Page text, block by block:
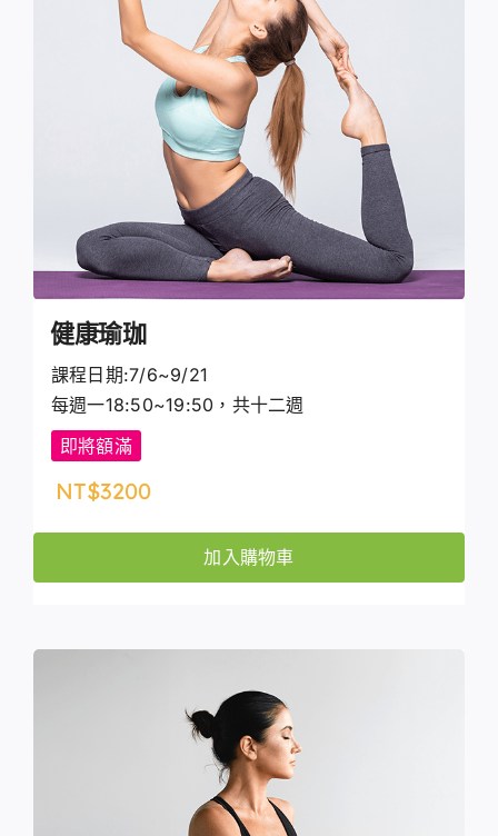
健康瑜珈
課程日期:7/6~9/21
每週一18:50~19:50，共十二週
即將額滿
NT$3200
加入購物車